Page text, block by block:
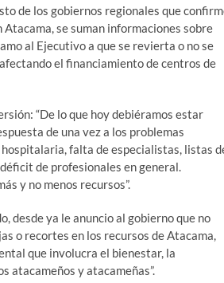
de los gobiernos regionales que
se suman informaciones sobre
al Ejecutivo a que se revierta o no se
el financiamiento de centros de
“De lo que hoy debiéramos estar
de una vez a los problemas
falta de especialistas, listas
de profesionales en general.
y no menos recursos”.
desde ya le anuncio al gobierno que no
o recortes en los recursos de Atacama,
que involucra el bienestar, la
atacameños y atacameñas”.